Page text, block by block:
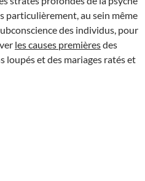
particulièrement, au sein même
des individus, pour
les causes premièresdes
loupés et des mariages ratés et